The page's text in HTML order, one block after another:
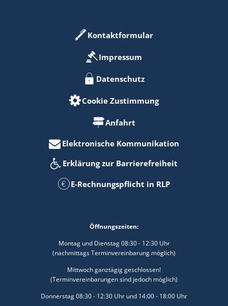
Kontaktformular
Impressum
Datenschutz
Cookie Zustimmung
Anfahrt
Elektronische Kommunikation
Erklärung zur Barrierefreiheit
E-Rechnungspflicht in RLP
Öffnungszeiten:
Montag und Dienstag 08:30 - 12:30 Uhr
(nachmittags Terminvereinbarung möglich)
Mittwoch ganztägig geschlossen!
(Terminvereinbarungen sind jedoch möglich)
Donnerstag 08:30 - 12:30 Uhr und 14:00 - 18:00 Uhr